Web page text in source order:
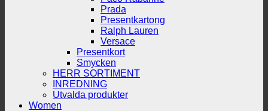
Prada
Presentkartong
Ralph Lauren
Versace
Presentkort
Smycken
HERR SORTIMENT
INREDNING
Utvalda produkter
Women